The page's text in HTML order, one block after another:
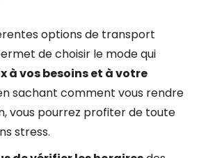
options de transport
de choisir le mode qui
à vos besoins et à votre
sachant comment vous rendre
vous pourrez profiter de toute
stress.